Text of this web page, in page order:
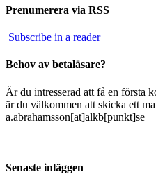
Prenumerera via RSS
Subscribe in a reader
Behov av betaläsare?
Är du intresserad att få en första
är du välkommen att skicka ett
a.abrahamsson[at]alkb[punkt]se
Senaste inläggen